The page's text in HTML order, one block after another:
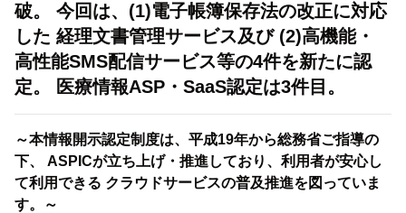
破。 今回は、(1)電子帳簿保存法の改正に対応
した 経理文書管理サービス及び (2)高機能・
高性能SMS配信サービス等の4件を新たに認
定。 医療情報ASP・SaaS認定は3件目。
～本情報開示認定制度は、平成19年から総務省ご指導の
下、 ASPICが立ち上げ・推進しており、利用者が安心し
て利用できる クラウドサービスの普及推進を図っていま
す。～